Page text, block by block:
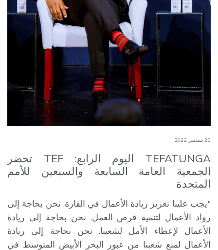
23 سبتمبر 2022
TEFATUNGA اليوم الرابع: TEF تحضر
الجمعية العامة السابعة والسبعين للأمم
المتحدة
"يجب علينا تعزيز ريادة الأعمال في القارة. نحن بحاجة إلى
رواد الأعمال لتنمية فرص العمل. نحن بحاجة إلى ريادة
الأعمال لإعطاء الأمل لشعبنا. نحن بحاجة إلى ريادة
الأعمال لمنع شعبنا من عبور البحر الأبيض المتوسط في